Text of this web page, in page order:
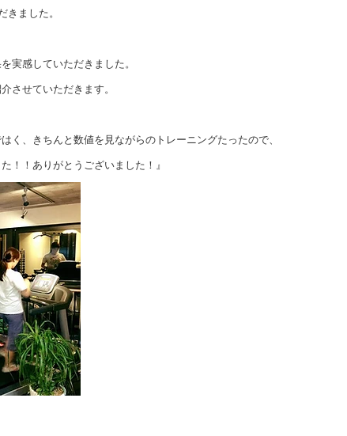
きました。
実感していただきました。
させていただきます。
く、きちんと数値を見ながらのトレーニングたったので、
！！ありがとうございました！』